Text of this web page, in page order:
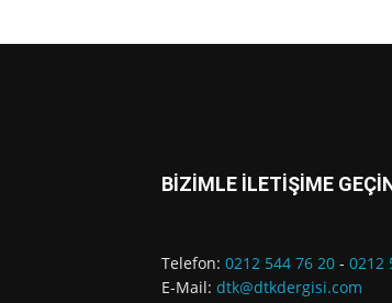
BİZİMLE İLETİŞİME
Telefon: 0212 544 76 20 - 0212
E-Mail: dtk@dtkdergisi.com